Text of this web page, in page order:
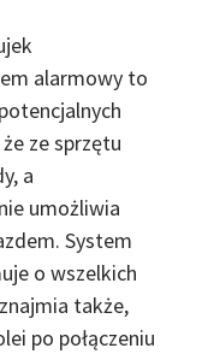
alarmowy to
ze sprzętu
a
umożliwia
System
o wszelkich
także,
po połączeniu